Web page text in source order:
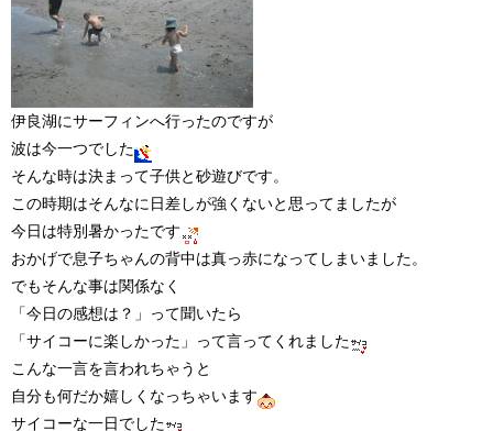
伊良湖にサーフィンへ行ったのですが
波は今一つでした
そんな時は決まって子供と砂遊びです。
この時期はそんなに日差しが強くないと思ってましたが
今日は特別暑かったです
おかげで息子ちゃんの背中は真っ赤になってしまいました。
でもそんな事は関係なく
「今日の感想は？」って聞いたら
「サイコーに楽しかった」って言ってくれました
こんな一言を言われちゃうと
自分も何だか嬉しくなっちゃいます
サイコーな一日でした